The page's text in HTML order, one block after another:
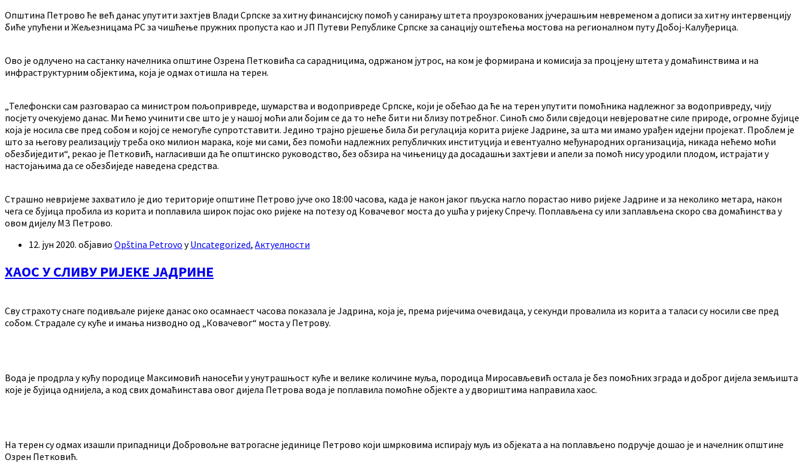
Општина Петрово ће већ данас упутити захтјев Влади Српске за хитну финансијску помоћ у санирању штета проузрокованих јучерашњим невременом а дописи за хитну интервенцију
биће упућени и Жељезницама РС за чишћење пружних пропуста као и ЈП Путеви Републике Српске за санацију оштећења мостова на регионалном путу Добој-Калуђерица.
Ово је одлучено на састанку начелника општине Озрена Петковића са сарадницима, одржаном јутрос, на ком је формирана и комисија за процјену штета у домаћинствима и на
инфраструктурним објектима, која је одмах отишла на терен.
„Телефонски сам разговарао са министром пољопривреде, шумарства и водопривреде Српске, који је обећао да ће на терен упутити помоћника надлежног за водопривреду, чију
посјету очекујемо данас. Ми ћемо учинити све што је у нашој моћи али бојим се да то неће бити ни близу потребног. Синоћ смо били свједоци невјероватне силе природе, огромне бујице
која је носила све пред собом и којој се немогуће супротставити. Једино трајно рјешење била би регулација корита ријеке Јадрине, за шта ми имамо урађен идејни пројекат. Проблем је
што за његову реализацију треба око милион марака, које ми сами, без помоћи надлежних републичких институција и евентуално међународних организација, никада нећемо моћи
обезбиједити“, рекао је Петковић, нагласивши да ће општинско руководство, без обзира на чињеницу да досадашњи захтјеви и апели за помоћ нису уродили плодом, истрајати у
настојањима да се обезбиједе наведена средства.
Страшно невријеме захватило је дио територије општине Петрово јуче око 18:00 часова, када је након јаког пљуска нагло порастао ниво ријеке Јадрине и за неколико метара, након
чега се бујица пробила из корита и поплавила широк појас око ријеке на потезу од Ковачевог моста до ушћа у ријеку Спречу. Поплављена су или заплављена скоро сва домаћинства у
овом дијелу МЗ Петрово.
12. јун 2020. објавио Opština Petrovo уUncategorized, Актуелности
ХАОС У СЛИВУ РИЈЕКЕ ЈАДРИНЕ
Сву страхоту снаге подивљале ријеке данас око осамнаест часова показала је Јадрина, која је, према ријечима очевидаца, у секунди провалила из корита а таласи су носили све пред
собом. Страдале су куће и имања низводно од „Ковачевог“ моста у Петрову.
Вода је продрла у кућу породице Максимовић наносећи у унутрашњост куће и велике количине муља, породица Миросављевић остала је без помоћних зграда и доброг дијела земљишта
које је бујица однијела, а код свих домаћинстава овог дијела Петрова вода је поплавила помоћне објекте а у двориштима направила хаос.
На терен су одмах изашли припадници Добровољне ватрогасне јединице Петрово који шмрковима испирају муљ из објеката а на поплављено подручје дошао је и начелник општине
Озрен Петковић.